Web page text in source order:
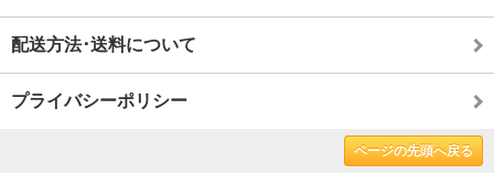
配送方法･送料について
プライバシーポリシー
ページの先頭へ戻る